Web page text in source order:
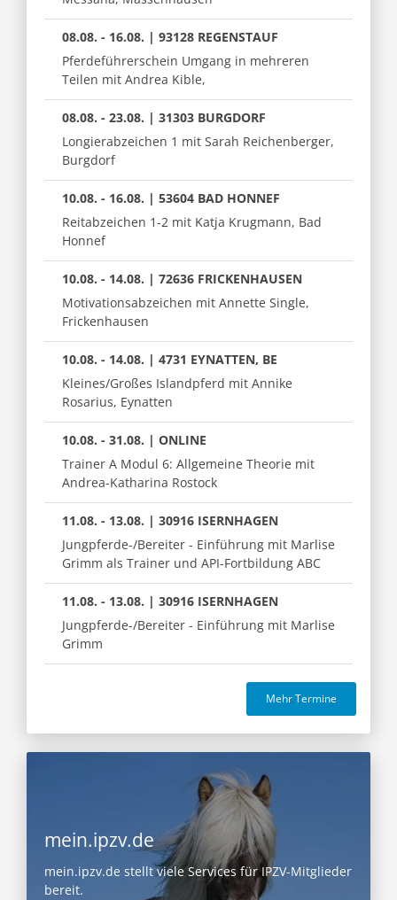
08.08. - 16.08. | 93128 REGENSTAUF
Pferdeführerschein Umgang in mehreren
Teilen mit Andrea Kible,
08.08. - 23.08. | 31303 BURGDORF
Longierabzeichen 1 mit Sarah Reichenberger,
Burgdorf
10.08. - 16.08. | 53604 BAD HONNEF
Reitabzeichen 1-2 mit Katja Krugmann, Bad
Honnef
10.08. - 14.08. | 72636 FRICKENHAUSEN
Motivationsabzeichen mit Annette Single,
Frickenhausen
10.08. - 14.08. | 4731 EYNATTEN, BE
Kleines/Großes Islandpferd mit Annike
Rosarius, Eynatten
10.08. - 31.08. | ONLINE
Trainer A Modul 6: Allgemeine Theorie mit
Andrea-Katharina Rostock
11.08. - 13.08. | 30916 ISERNHAGEN
Jungpferde-/Bereiter - Einführung mit Marlise
Grimm als Trainer und API-Fortbildung ABC
11.08. - 13.08. | 30916 ISERNHAGEN
Jungpferde-/Bereiter - Einführung mit Marlise
Grimm
Mehr Termine
mein.ipzv.de
mein.ipzv.de stellt viele Services für IPZV-Mitglieder
bereit.